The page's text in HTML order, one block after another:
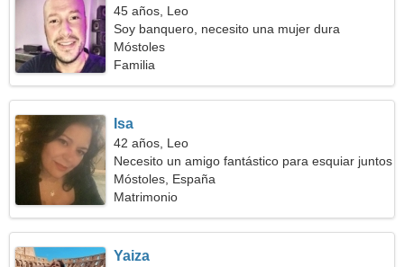
45 años, Leo
Soy banquero, necesito una mujer dura
Móstoles
Familia
Isa
42 años, Leo
Necesito un amigo fantástico para esquiar juntos
Móstoles, España
Matrimonio
Yaiza